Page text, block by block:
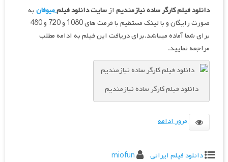
دانلود فیلم کارگر ساده نیازمندیم ازسایت دانلود فیلممیوفانبه
صورت رایگان و با لینک مستقیم با فرمت های 1080 و 720 و 480
برای شما آماده میباشد.برای دریافت این فیلم به ادامه مطلب
مراجعه نمایید.
دانلود فیلم کارگر ساده نیازمندیم
مرور ادامه
دانلود فیلم ایرانی
miofun